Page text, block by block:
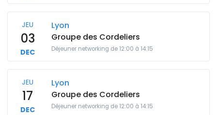
JEU
03
DEC
Lyon
Groupe des Cordeliers
Déjeuner networking de 12:00 à 14:15
JEU
17
DEC
Lyon
Groupe des Cordeliers
Déjeuner networking de 12:00 à 14:15